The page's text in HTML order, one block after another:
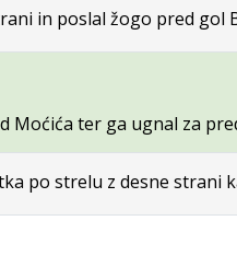
in poslal žogo pred
Moćića ter ga ugnal za
po strelu z desne strani